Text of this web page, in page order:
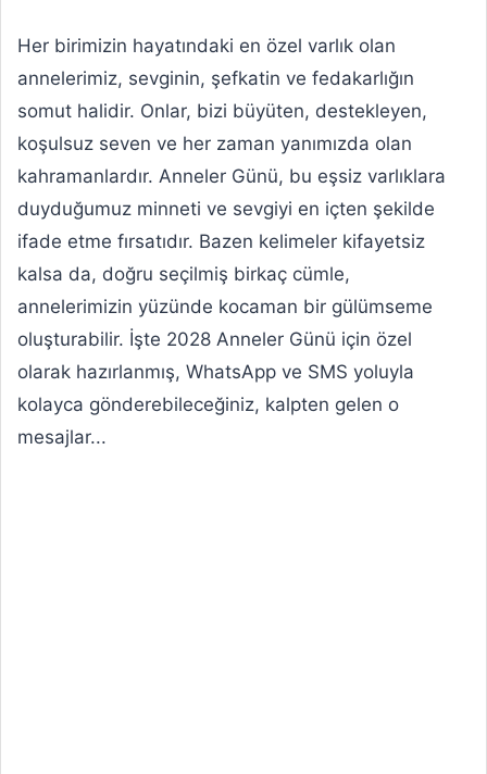
Her birimizin hayatındaki en özel varlık olan
annelerimiz, sevginin, şefkatin ve fedakarlığın
somut halidir. Onlar, bizi büyüten, destekleyen,
koşulsuz seven ve her zaman yanımızda olan
kahramanlardır. Anneler Günü, bu eşsiz varlıklara
duyduğumuz minneti ve sevgiyi en içten şekilde
ifade etme fırsatıdır. Bazen kelimeler kifayetsiz
kalsa da, doğru seçilmiş birkaç cümle,
annelerimizin yüzünde kocaman bir gülümseme
oluşturabilir. İşte 2028 Anneler Günü için özel
olarak hazırlanmış, WhatsApp ve SMS yoluyla
kolayca gönderebileceğiniz, kalpten gelen o
mesajlar...